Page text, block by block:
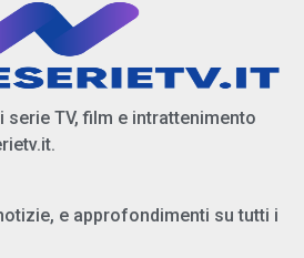
serie TV, film e intrattenimento
e approfondimenti su tutti i